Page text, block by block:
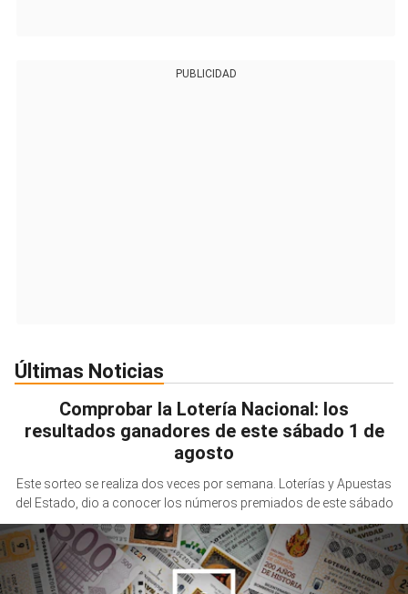
PUBLICIDAD
Últimas Noticias
Comprobar la Lotería Nacional: los
resultados ganadores de este sábado 1 de
agosto
Este sorteo se realiza dos veces por semana. Loterías y Apuestas
del Estado, dio a conocer los números premiados de este sábado